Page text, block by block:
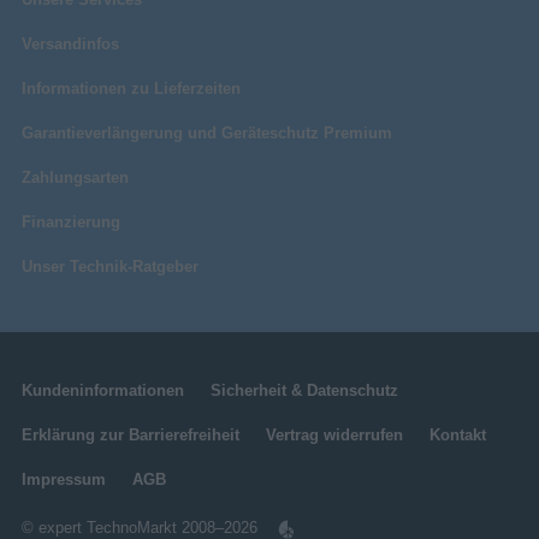
Versandinfos
Informationen zu Lieferzeiten
Garantieverlängerung und Geräteschutz Premium
Zahlungsarten
Finanzierung
Unser Technik-Ratgeber
Kundeninformationen Sicherheit & Datenschutz
Erklärung zur Barrierefreiheit Vertrag widerrufen Kontakt
Impressum AGB
© expert TechnoMarkt 2008–2026